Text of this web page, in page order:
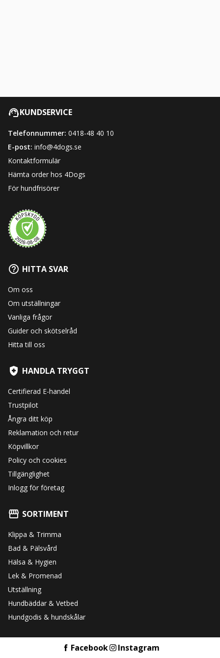
KUNDSERVICE
Telefonnummer: 0418-48 40 10
E-post: info@4dogs.se
Kontaktformulär
Hämta order hos 4Dogs
För hundfrisörer
HITTA SVAR
Om oss
Om utställningar
Vanliga frågor
Guider och skötselråd
Hitta till oss
HANDLA TRYGGT
Certifierad E-handel
Trustpilot
Ångra ditt köp
Reklamation och retur
Köpvillkor
Policy och cookies
Tillgänglighet
Inlogg för företag
SORTIMENT
Klippa & Trimma
Bad & Pälsvård
Hälsa & Hygien
Lek & Promenad
Utställning
Hundbäddar & Vetbed
Hundgodis & hundskålar
Facebook Instagram